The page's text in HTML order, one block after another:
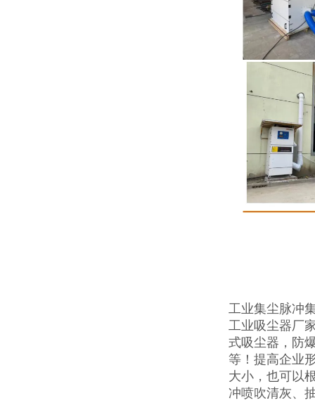
工业集尘脉冲
工业吸尘器厂
式吸尘器，防
等！提高企业
大小，也可以
冲喷吹清灰、